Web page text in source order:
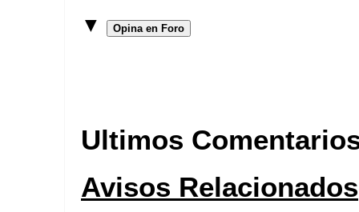
▼
Opina en Foro
Ultimos
Avisos Relacionados